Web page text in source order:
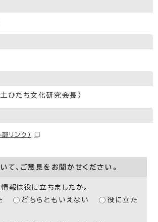
ひたち文化研究会長）
部リンク）
て、ご意見をお聞かせください。
報は役に立ちましたか。
どちらともいえない
役に立た